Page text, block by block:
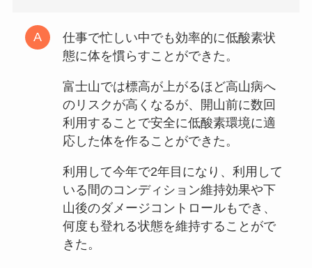
仕事で忙しい中でも効率的に低酸素状
態に体を慣らすことができた。
富士山では標高が上がるほど高山病へ
のリスクが高くなるが、開山前に数回
利用することで安全に低酸素環境に適
応した体を作ることができた。
利用して今年で2年目になり、利用して
いる間のコンディション維持効果や下
山後のダメージコントロールもでき、
何度も登れる状態を維持することがで
きた。